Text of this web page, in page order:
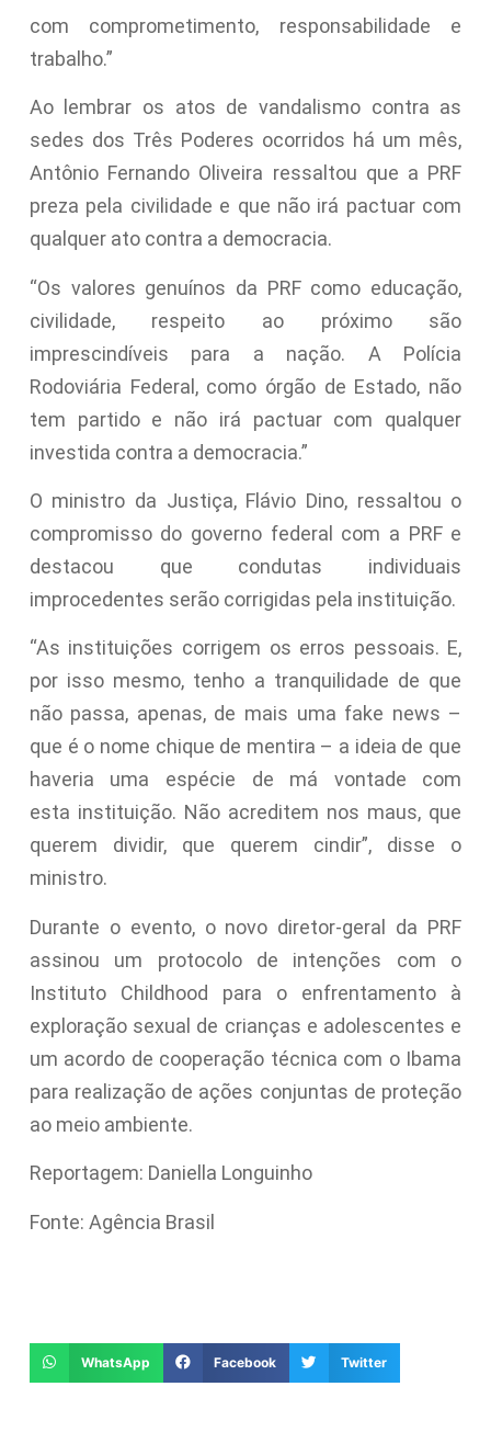
com comprometimento, responsabilidade e
trabalho.”
Ao lembrar os atos de vandalismo contra as
sedes dos Três Poderes ocorridos há um mês,
Antônio Fernando Oliveira ressaltou que a PRF
preza pela civilidade e que não irá pactuar com
qualquer ato contra a democracia.
“Os valores genuínos da PRF como educação,
civilidade, respeito ao próximo são
imprescindíveis para a nação. A Polícia
Rodoviária Federal, como órgão de Estado, não
tem partido e não irá pactuar com qualquer
investida contra a democracia.”
O ministro da Justiça, Flávio Dino, ressaltou o
compromisso do governo federal com a PRF e
destacou que condutas individuais
improcedentes serão corrigidas pela instituição.
“As instituições corrigem os erros pessoais. E,
por isso mesmo, tenho a tranquilidade de que
não passa, apenas, de mais uma fake news –
que é o nome chique de mentira – a ideia de que
haveria uma espécie de má vontade com
esta instituição. Não acreditem nos maus, que
querem dividir, que querem cindir”, disse o
ministro.
Durante o evento, o novo diretor-geral da PRF
assinou um protocolo de intenções com o
Instituto Childhood para o enfrentamento à
exploração sexual de crianças e adolescentes e
um acordo de cooperação técnica com o Ibama
para realização de ações conjuntas de proteção
ao meio ambiente.
Reportagem: Daniella Longuinho
Fonte: Agência Brasil
WhatsApp Facebook Twitter